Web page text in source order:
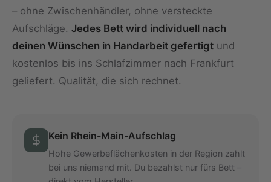
– ohne Zwischenhändler, ohne versteckte
Aufschläge. Jedes Bett wird individuell nach
deinen Wünschen in Handarbeit gefertigt und
kostenlos bis ins Schlafzimmer nach Frankfurt
geliefert. Qualität, die sich rechnet.
Kein Rhein-Main-Aufschlag
Hohe Gewerbeflächenkosten in der Region zahlt
bei uns niemand mit. Du bezahlst nur fürs Bett –